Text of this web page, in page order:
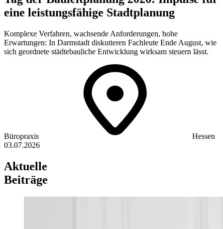
eine leistungsfähige Stadtplanung
Komplexe Verfahren, wachsende Anforderungen, hohe
Erwartungen: In Darmstadt diskutieren Fachleute Ende August, wie
sich geordnete städtebauliche Entwicklung wirksam steuern lässt.
Büropraxis
Hessen
03.07.2026
Aktuelle
Beiträge